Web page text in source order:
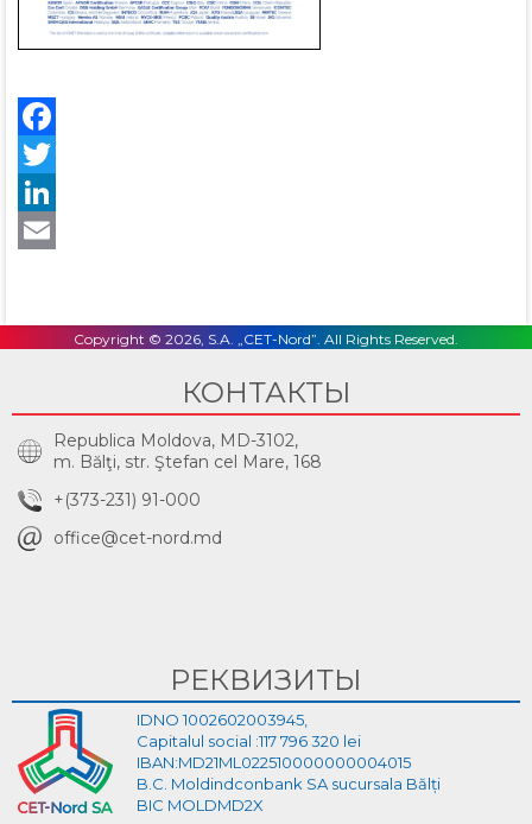
Copyright © 2026, S.A. „CET-Nord”. All Rights Reserved.
КОНТАКТЫ
Republica Moldova, MD-3102,
m. Bălţi, str. Ştefan cel Mare, 168
+(373-231) 91-000
office@cet-nord.md
РЕКВИЗИТЫ
IDNO 1002602003945,
Capitalul social :117 796 320 lei
IBAN:MD21ML022510000000004015
B.C. Moldindconbank SA sucursala Bălți
BIC MOLDMD2X